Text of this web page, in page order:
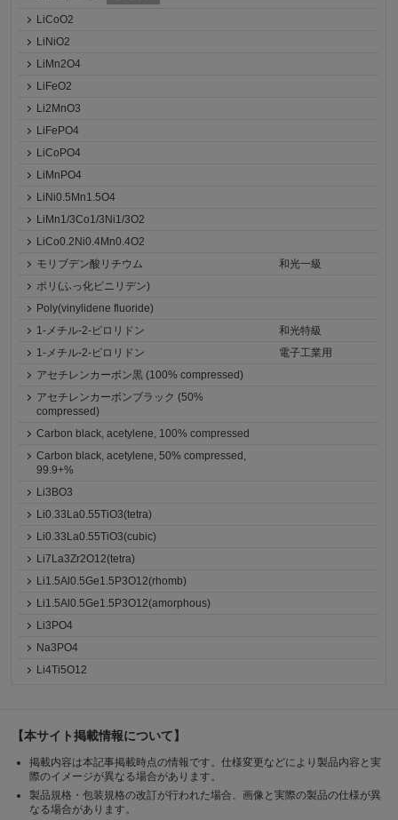
LiCoO2
LiNiO2
LiMn2O4
LiFeO2
Li2MnO3
LiFePO4
LiCoPO4
LiMnPO4
LiNi0.5Mn1.5O4
LiMn1/3Co1/3Ni1/3O2
LiCo0.2Ni0.4Mn0.4O2
モリブデン酸リチウム
和光一級
ポリ(ふっ化ビニリデン)
Poly(vinylidene fluoride)
1-メチル-2-ピロリドン
和光特級
1-メチル-2-ピロリドン
電子工業用
アセチレンカーボン黒 (100% compressed)
アセチレンカーボンブラック (50%
compressed)
Carbon black, acetylene, 100% compressed
Carbon black, acetylene, 50% compressed,
99.9+%
Li3BO3
Li0.33La0.55TiO3(tetra)
Li0.33La0.55TiO3(cubic)
Li7La3Zr2O12(tetra)
Li1.5Al0.5Ge1.5P3O12(rhomb)
Li1.5Al0.5Ge1.5P3O12(amorphous)
Li3PO4
Na3PO4
Li4Ti5O12
【本サイト掲載情報について】
掲載内容は本記事掲載時点の情報です。仕様変更などにより製品内容と実
際のイメージが異なる場合があります。
製品規格・包装規格の改訂が行われた場合、画像と実際の製品の仕様が異
なる場合があります。